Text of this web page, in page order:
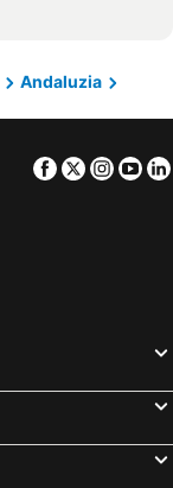
Andaluzia
Facebook
Twitter